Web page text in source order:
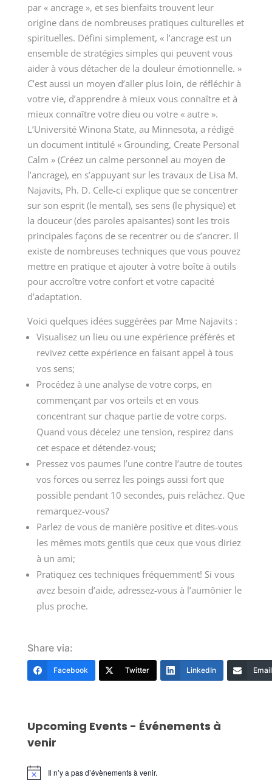
par « ancrage », et ses bienfaits trouvent leur
origine dans de nombreuses pratiques culturelles et
spirituelles. Défini simplement, « l’ancrage est un
ensemble de stratégies simples qui peuvent vous
aider à vous détacher de la douleur émotionnelle. »
C’est aussi un moyen d’aller plus loin, de réfléchir à
votre vie, d’apprendre à mieux vous connaître et à
mieux connaître votre dieu ou votre « autre ».
L’Université Winona State, au Minnesota, a rédigé
un document intitulé « Grounding, Create Personal
Calm » (Créez un calme personnel au moyen de
l’ancrage), en s’appuyant sur les travaux de Lisa M.
Najavits, Ph. D. Celle-ci explique que se concentrer
sur son esprit (le mental), ses sens (le physique) et
la douceur (des paroles apaisantes) sont les trois
principales façons de se recentrer ou de s’ancrer. Il
existe de nombreuses techniques que vous pouvez
mettre en pratique et ajouter à votre boîte à outils
pour accroître votre confort et votre capacité
d’adaptation.
Voici quelques idées suggérées par Mme Najavits :
Visualisez un lieu ou une expérience préférés et
revivez cette expérience en faisant appel à tous
vos sens;
Procédez à une analyse de votre corps, en
commençant par vos orteils et en vous
concentrant sur chaque partie de votre corps.
Quand vous décelez une tension, respirez dans
cet espace et détendez-vous;
Pressez vos paumes l’une contre l’autre de toutes
vos forces ou serrez les poings aussi fort que
possible pendant 10 secondes, puis relâchez. Que
remarquez-vous?
Parlez de vous de manière positive et dites-vous
les mêmes mots gentils que ceux que vous diriez
à un ami;
Pratiquez ces techniques fréquemment! Si vous
avez besoin d’aide, adressez-vous à l’aumônier le
plus proche.
Share via:
Facebook Twitter LinkedIn Email
Upcoming Events - Événements à
venir
Notice Il n’y a pas d’évènements à venir.